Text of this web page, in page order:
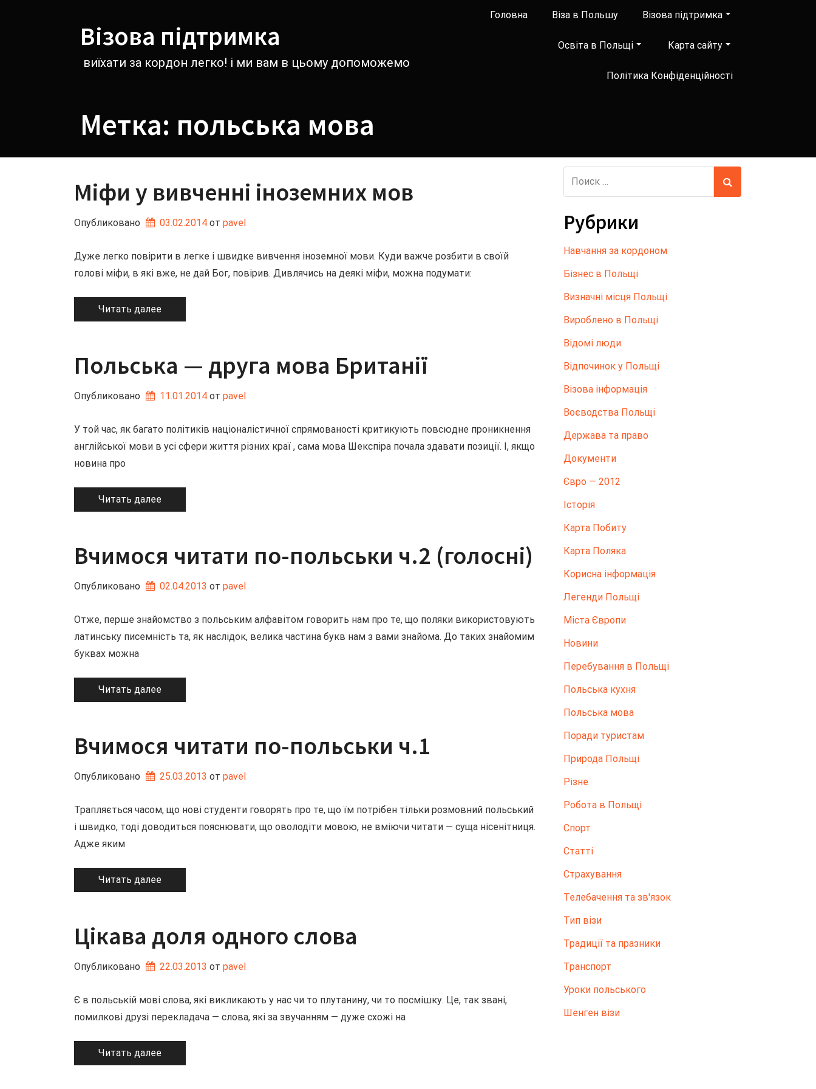
Візова підтримка
виїхати за кордон легко! і ми вам в цьому допоможемо
Головна Віза в Польшу Візова підтримка
Освіта в Польщі Карта сайту
Політика Конфіденційності
Метка: польська мова
Міфи у вивченні іноземних мов
Опубликовано 03.02.2014 от pavel
Дуже легко повірити в легке і швидке вивчення іноземної мови. Куди важче розбити в своїй
голові міфи, в які вже, не дай Бог, повірив. Дивлячись на деякі міфи, можна подумати:
Читать далее
Польська — друга мова Британії
Опубликовано 11.01.2014 от pavel
У той час, як багато політиків націоналістичної спрямованості критикують повсюдне проникнення
англійської мови в усі сфери життя різних краї , сама мова Шекспіра почала здавати позиції. І, якщо
новина про
Читать далее
Вчимося читати по-польськи ч.2 (голосні)
Опубликовано 02.04.2013 от pavel
Отже, перше знайомство з польським алфавітом говорить нам про те, що поляки використовують
латинську писемність та, як наслідок, велика частина букв нам з вами знайома. До таких знайомим
буквах можна
Читать далее
Вчимося читати по-польськи ч.1
Опубликовано 25.03.2013 от pavel
Трапляється часом, що нові студенти говорять про те, що їм потрібен тільки розмовний польський
і швидко, тоді доводиться пояснювати, що оволодіти мовою, не вміючи читати — суща нісенітниця.
Адже яким
Читать далее
Цікава доля одного слова
Опубликовано 22.03.2013 от pavel
Є в польській мові слова, які викликають у нас чи то плутанину, чи то посмішку. Це, так звані,
помилкові друзі перекладача — слова, які за звучанням — дуже схожі на
Читать далее
Рубрики
Hавчання за кордоном
Бізнес в Польщі
Визначні місця Польщі
Вироблено в Польщі
Відомі люди
Відпочинок у Польщі
Візова інформація
Воєводства Польщі
Держава та право
Документи
Євро — 2012
Історія
Карта Побиту
Карта Поляка
Корисна інформація
Легенди Польщі
Міста Європи
Новини
Перебування в Польщі
Польська кухня
Польська мова
Поради туристам
Природа Польщі
Різне
Робота в Польщі
Спорт
Статті
Страхування
Телебачення та зв'язок
Тип візи
Традиції та празники
Транспорт
Уроки польського
Шенген візи